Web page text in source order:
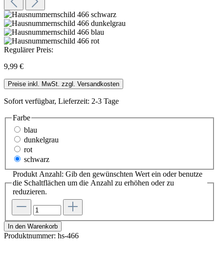
Regulärer Preis:
9,99 €
Preise inkl. MwSt. zzgl. Versandkosten
Sofort verfügbar, Lieferzeit: 2-3 Tage
Farbe
blau
dunkelgrau
rot
schwarz
Produkt Anzahl: Gib den gewünschten Wert ein oder benutze
die Schaltflächen um die Anzahl zu erhöhen oder zu
reduzieren.
In den Warenkorb
Produktnummer: hs-466